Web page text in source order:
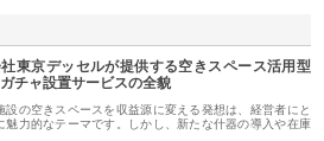
東京デッセルが提供する空きスペース活用型
チャ設置サービスの全貌
設の空きスペースを収益源に変える発想は、経営者にと
魅力的なテーマです。しかし、新たな什器の導入や在庫